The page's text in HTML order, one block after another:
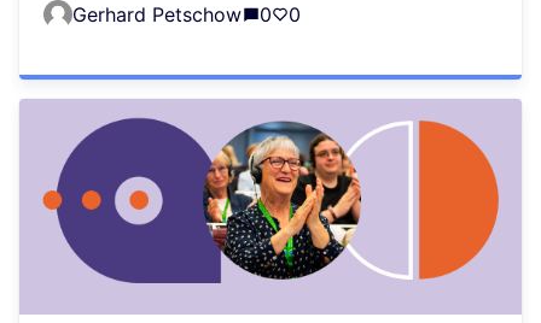
Gerhard Petschow 0 0